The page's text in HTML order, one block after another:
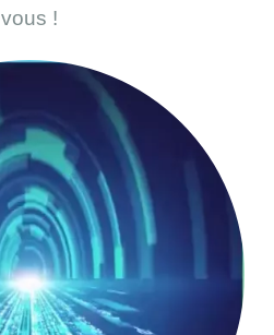
vous !